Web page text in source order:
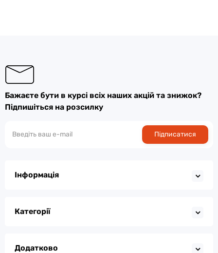
Бажаєте бути в курсі всіх наших акцій та знижок?
Підпишіться на розсилку
Підписатися
Інформація
Категорії
Додатково